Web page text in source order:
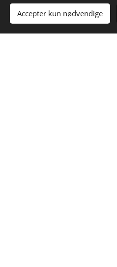
— VORES
Her starter teksten. Du
Accepter kun nødvendige